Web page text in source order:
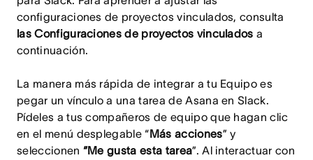
configuraciones de proyectos vinculados, consulta
las Configuraciones de proyectos vinculados a
continuación.
La manera más rápida de integrar a tu Equipo es
pegar un vínculo a una tarea de Asana en Slack.
Pídeles a tus compañeros de equipo que hagan clic
en el menú desplegable “Más acciones” y
seleccionen “Me gusta esta tarea”. Al interactuar con